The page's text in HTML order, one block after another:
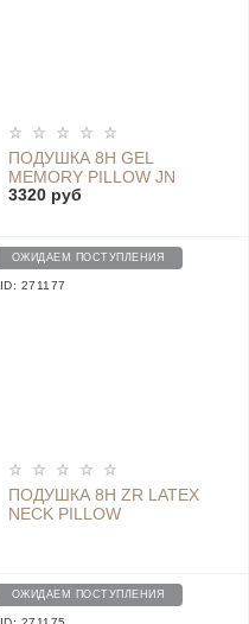
ПОДУШКА 8H GEL
MEMORY PILLOW JN
3320 руб
ОЖИДАЕМ ПОСТУПЛЕНИЯ
ID: 271177
ПОДУШКА 8H ZR LATEX
NECK PILLOW
ОЖИДАЕМ ПОСТУПЛЕНИЯ